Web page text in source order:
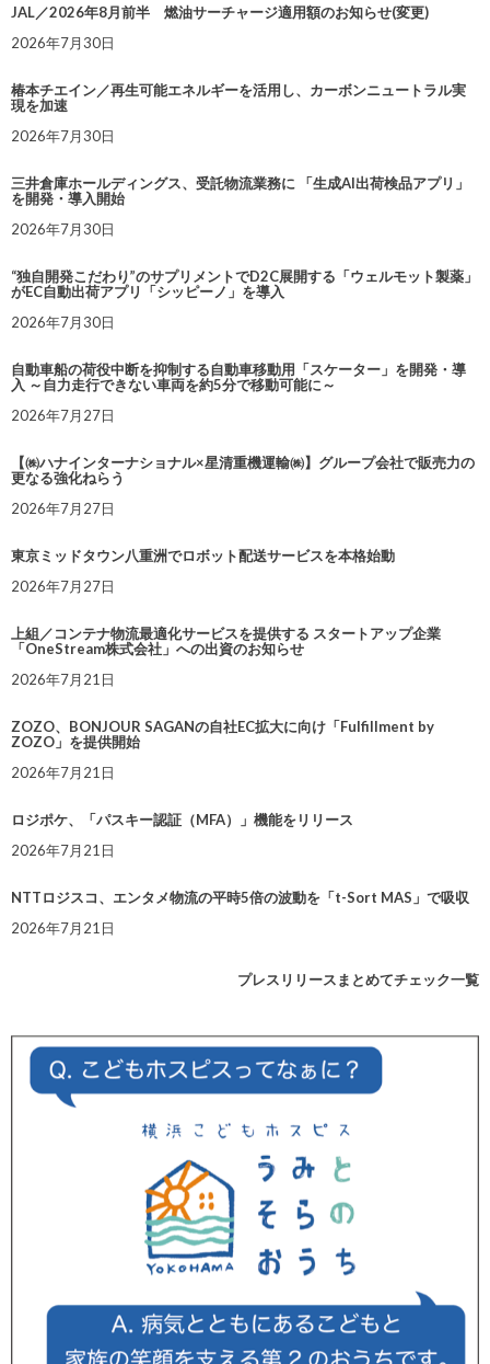
JAL／2026年8月前半 燃油サーチャージ適用額のお知らせ(変更)
2026年7月30日
椿本チエイン／再生可能エネルギーを活用し、カーボンニュートラル実
現を加速
2026年7月30日
三井倉庫ホールディングス、受託物流業務に 「生成AI出荷検品アプリ」
を開発・導入開始
2026年7月30日
“独自開発こだわり”のサプリメントでD2C展開する「ウェルモット製薬」
がEC自動出荷アプリ「シッピーノ」を導入
2026年7月30日
自動車船の荷役中断を抑制する自動車移動用「スケーター」を開発・導
入 ～自力走行できない車両を約5分で移動可能に～
2026年7月27日
【㈱ハナインターナショナル×星清重機運輸㈱】グループ会社で販売力の
更なる強化ねらう
2026年7月27日
東京ミッドタウン八重洲でロボット配送サービスを本格始動
2026年7月27日
上組／コンテナ物流最適化サービスを提供する スタートアップ企業
「OneStream株式会社」への出資のお知らせ
2026年7月21日
ZOZO、BONJOUR SAGANの自社EC拡大に向け「Fulfillment by
ZOZO」を提供開始
2026年7月21日
ロジポケ、「パスキー認証（MFA）」機能をリリース
2026年7月21日
NTTロジスコ、エンタメ物流の平時5倍の波動を「t-Sort MAS」で吸収
2026年7月21日
プレスリリースまとめてチェック一覧